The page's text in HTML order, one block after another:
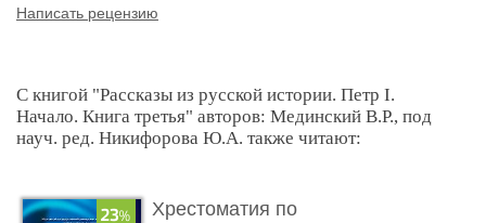
Написать рецензию
С книгой "Рассказы из русской истории. Петр I.
Начало. Книга третья" авторов: Мединский В.Р., под
науч. ред. Никифорова Ю.А. также читают:
Хрестоматия по